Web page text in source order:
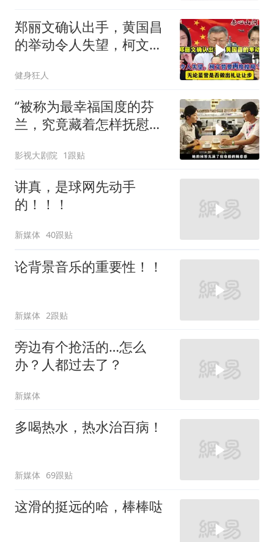
郑丽文确认出手，黄国昌
的举动令人失望，柯文哲
健身狂人
“被称为最幸福国度的芬
兰，究竟藏着怎样抚慰人
影视大剧院 1跟贴
讲真，是球网先动手
的！！！
新媒体 40跟贴
论背景音乐的重要性！！
新媒体 2跟贴
旁边有个抢活的…怎么
办？人都过去了？
新媒体
多喝热水，热水治百病！
新媒体 69跟贴
这滑的挺远的哈，棒棒哒